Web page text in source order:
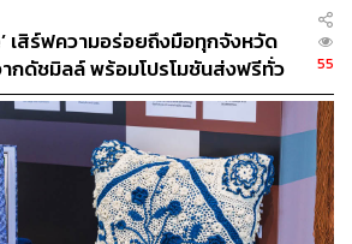
of e-Commerce, LINE Thailand
งตลาด
Social Commerceใน
StageในSession ‘ก้าวกระโดดอย่าง
ด้วยLINE SHOPPING’
มาเป็นระยะเวลา3ปีLINE
เสิร์ฟความอร่อยถึงมือทุกจังหวัด
กดัชมิลล์ พร้อมโปรโมชันส่งฟรีทั่ว
ที่ยง ได้ของวันถัดไป ส่งสินค้าแบบ
55